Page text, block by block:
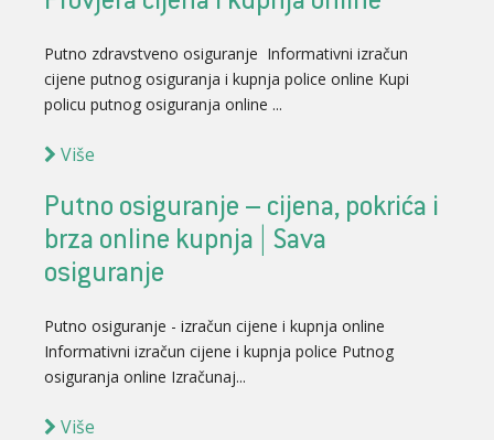
Putno zdravstveno osiguranje Informativni izračun
cijene putnog osiguranja i kupnja police online Kupi
policu putnog osiguranja online ...
Više
Putno osiguranje – cijena, pokrića i
brza online kupnja | Sava
osiguranje
Putno osiguranje - izračun cijene i kupnja online
Informativni izračun cijene i kupnja police Putnog
osiguranja online Izračunaj...
Više